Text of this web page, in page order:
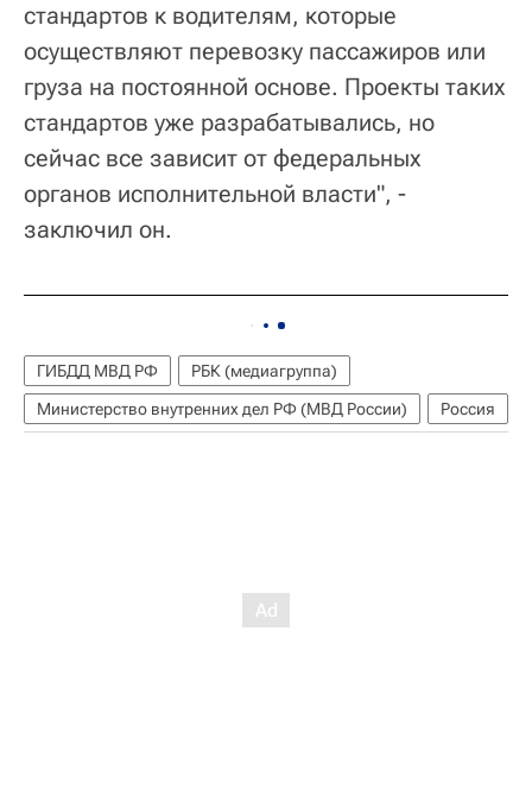
стандартов к водителям, которые
осуществляют перевозку пассажиров или
груза на постоянной основе. Проекты таких
стандартов уже разрабатывались, но
сейчас все зависит от федеральных
органов исполнительной власти", -
заключил он.
ГИБДД МВД РФ
РБК (медиагруппа)
Министерство внутренних дел РФ (МВД России)
Россия